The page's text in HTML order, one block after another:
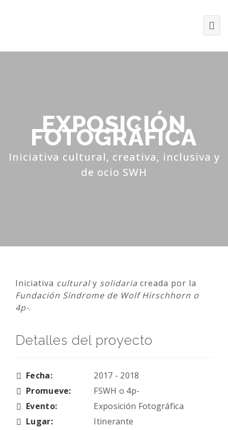
EXPOSICIÓN
FOTOGRÁFICA
Iniciativa cultural, creativa, inclusiva y
de ocio SWH
Iniciativa culturaly solidaria creada por la
Fundación Síndrome de Wolf Hirschhorn o
4p-.
Detalles del proyecto
Fecha:
2017 - 2018
Promueve:
FSWH o 4p-
Evento:
Exposición Fotográfica
Lugar:
Itinerante